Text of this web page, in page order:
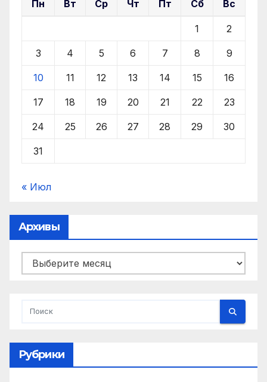
Пн Вт Ср Чт Пт Сб Вс
1 2
3 4 5 6 7 8 9
10 11 12 13 14 15 16
17 18 19 20 21 22 23
24 25 26 27 28 29 30
31
« Июл
Архивы
Архивы
Рубрики